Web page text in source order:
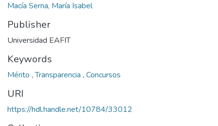
Macía Serna, María Isabel
Publisher
Universidad EAFIT
Keywords
Mérito ,Transparencia , Concursos
URI
https://hdl.handle.net/10784/33012